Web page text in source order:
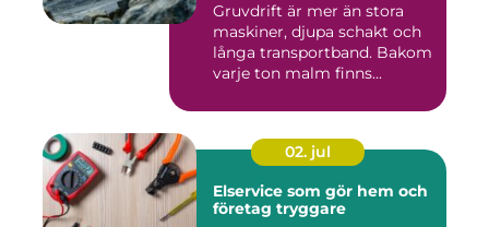
Gruvdrift är mer än stora
maskiner, djupa schakt och
långa transportband. Bakom
varje ton malm finns...
02. jul
Elservice som gör hem och
företag tryggare